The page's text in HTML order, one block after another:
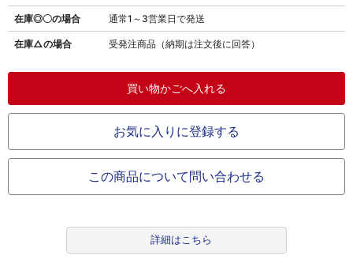
在庫◎〇の場合 通常1～3営業日で発送
在庫△の場合 受発注商品（納期は注文後に回答）
お気に入りに登録する
この商品について問い合わせる
詳細はこちら